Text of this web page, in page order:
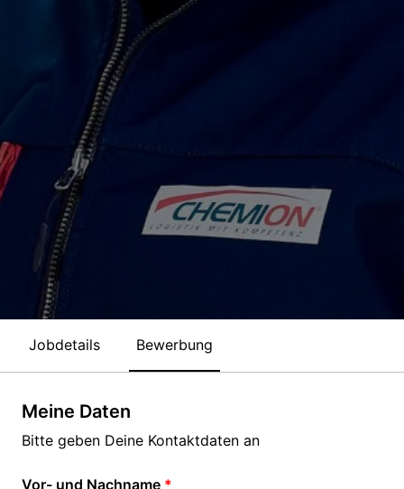
Jobdetails Bewerbung
Meine Daten
Bitte geben Deine Kontaktdaten an
Vor- und Nachname *